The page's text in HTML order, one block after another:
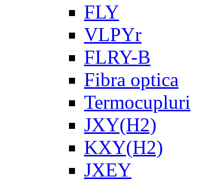
FLY
VLPYr
FLRY-B
Fibra optica
Termocupluri
JXY(H2)
KXY(H2)
JXEY